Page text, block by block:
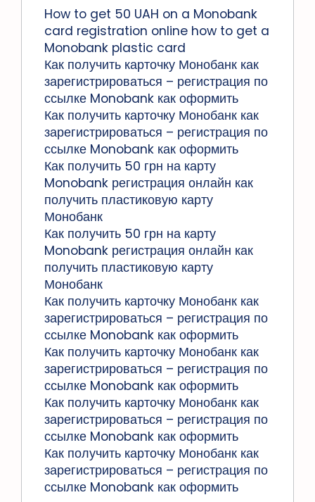
How to get 50 UAH on a Monobank
card registration online how to get a
Monobank plastic card
Как получить карточку Монобанк как
зарегистрироваться – регистрация по
ссылке Monobank как оформить
Как получить карточку Монобанк как
зарегистрироваться – регистрация по
ссылке Monobank как оформить
Как получить 50 грн на карту
Monobank регистрация онлайн как
получить пластиковую карту
Монобанк
Как получить 50 грн на карту
Monobank регистрация онлайн как
получить пластиковую карту
Монобанк
Как получить карточку Монобанк как
зарегистрироваться – регистрация по
ссылке Monobank как оформить
Как получить карточку Монобанк как
зарегистрироваться – регистрация по
ссылке Monobank как оформить
Как получить карточку Монобанк как
зарегистрироваться – регистрация по
ссылке Monobank как оформить
Как получить карточку Монобанк как
зарегистрироваться – регистрация по
ссылке Monobank как оформить